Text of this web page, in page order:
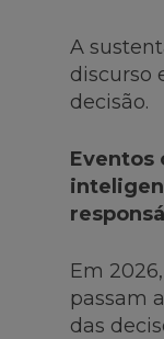
A
discurso
decisão.
Eventos
Em
passam
das